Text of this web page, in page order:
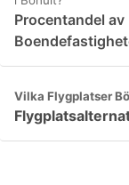
Procentandel
Vilka Flygplatser